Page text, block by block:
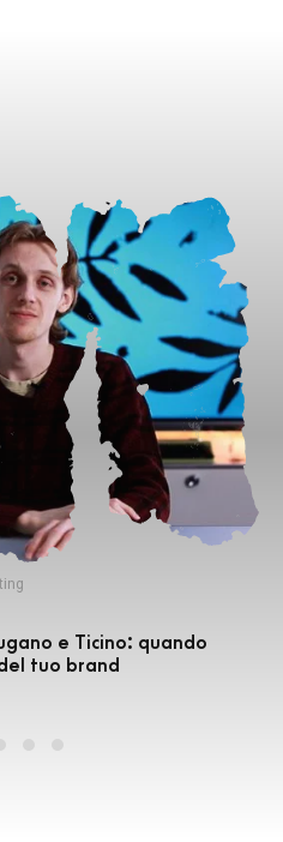
e Ticino: quando
tuo brand